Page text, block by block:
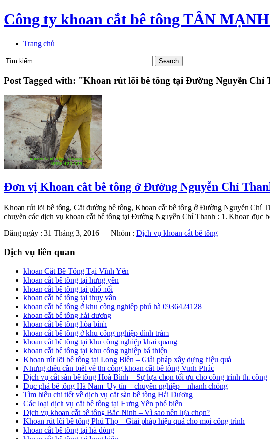
Công ty khoan cắt bê tông TÂN
Trang chủ
Post Tagged with: "Khoan rút lõi bê tông tại Đường Nguyễn Chí
Đơn vị Khoan cắt bê tông ở Đường Nguyễn Chí
Khoan rút lõi bê tông, Cắt đường bê tông, Khoan cắt bê tông ở Đường Nguyễn Chí
chuyên các dịch vụ khoan cắt bê tông tại Đường Nguyễn Chí Thanh : 1. Khoan đục
Đăng ngày : 31 Tháng 3, 2016 — Nhóm : Dịch vụ khoan cắt bê tông
Dịch vụ liên quan
khoan Cắt Bê Tông Tại Vĩnh Yên
khoan cắt bê tông tại hưng yên
khoan cắt bê tông tại phố nối
khoan cắt bê tông tại thụy vân
khoan cắt bê tông ở khu công nghiêp phú hà 0936424128
khoan cắt bê tông hải dương
khoan cắt bê tông hòa bình
khoan cắt bê tông ở khu công nghiệp đình trám
khoan cắt bê tông tại khu công nghiệp khai quang
khoan cắt bê tông tại khu công nghiệp bá thiện
Khoan rút lõi bê tông tại Long Biên – Giải pháp xây dựng hiệu quả
Những điều cần biết về thi công khoan cắt bê tông Vĩnh Phúc
Dịch vụ cắt sàn bê tông Hoà Bình – Sự lựa chọn tối ưu cho công trình thi công
Đục phá bê tông Hà Nam: Uy tín – chuyên nghiệp – nhanh chóng
Tìm hiểu chi tiết về dịch vụ cắt sàn bê tông Hải Dương
Các loại dịch vụ cắt bê tông tại Hưng Yên phổ biến
Dịch vụ khoan cắt bê tông Bắc Ninh – Vì sao nên lựa chọn?
Khoan rút lõi bê tông Phú Thọ – Giải pháp hiệu quả cho mọi công trình
khoan cắt bê tông tại hà đông